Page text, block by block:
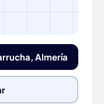
Almería